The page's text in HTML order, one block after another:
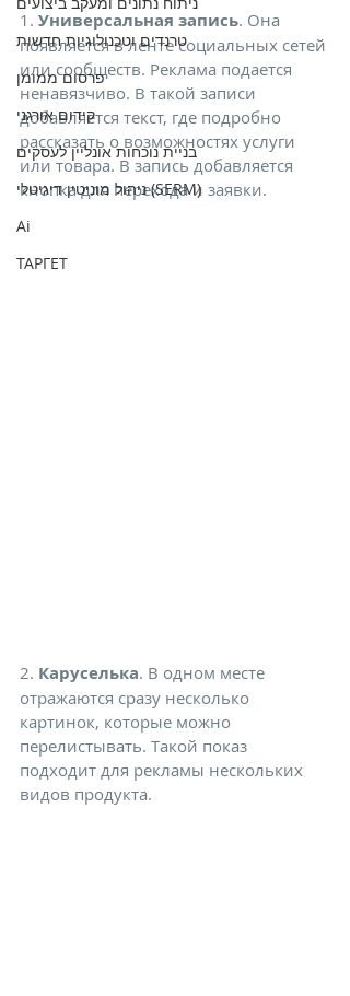
טרנדים וטכנולוגיות חדשות
פרסום ממומן
קידום אורגני
בניית נוכחות אונליין לעסקים
ניהול מוניטין דיגיטלי (SERM)
Ai
ТАРГЕТ
1. Универсальная запись. Она
появляется в ленте социальных сетей
или сообществ. Реклама подается
ненавязчиво. В такой записи
добавляется текст, где подробно
рассказать о возможностях услуги
или товара. В запись добавляется
кнопка для перехода и заявки.
2. Каруселька. В одном месте
отражаются сразу несколько
картинок, которые можно
перелистывать. Такой показ
подходит для рекламы нескольких
видов продукта.